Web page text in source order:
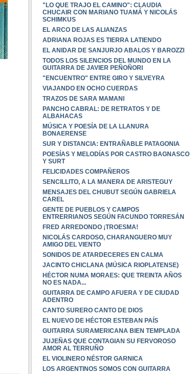
"LO QUE TRAJO EL CAMINO": CLAUDIA
CHUCAIR CON MARIANO TUAMÁ Y NICOLÁS
SCHIMKUS
EL ARCO DE LAS ALIANZAS
ADRIANA ROJAS ES TIERRA LATIENDO
EL ANIDAR DE SANJURJO ABALOS Y BAROZZI
TODOS LOS SILENCIOS DEL MUNDO EN LA
GUITARRA DE JAVIER PEÑOÑORI
"ENCUENTRO" ENTRE GIRO Y SILVEYRA
VIAJANDO EN OCHO CUERDAS
TRAZOS DE SARA MAMANI
PANCHO CABRAL: DE RETRATOS Y DE
ALBAHACAS
MÚSICA Y POESÍA DE LA LLANURA
BONAERENSE
SUR Y DISTANCIA: ENTRAÑABLE PATAGONIA
POESÍAS Y MELODÍAS POR CASTRO BAGNASCO
Y SURT
FELICIDADES COMPAÑEROS
SENCILLITO, A LA MANERA DE ARISTEGUY
MENSAJES DEL CHUBUT SEGÚN GABRIELA
CAREL
GENTE DE PUEBLOS Y CAMPOS
ENTRERRIANOS SEGÚN FACUNDO TORRESÁN
FRED ARREDONDO ¡TROESMA!
NICOLÁS CARDOSO, CHARANGUERO MUY
AMIGO DEL VIENTO
SONIDOS DE ATARDECERES EN CALMA
JACINTO CHICLANA (MÚSICA RIOPLATENSE)
HÉCTOR NUMA MORAES: QUE TREINTA AÑOS
NO ES NADA...
GUITARRA DE CAMPO AFUERA Y DE CIUDAD
ADENTRO
CANTO SURERO CANTO DE DIOS
EL NUEVO DE HÉCTOR ESTEBAN PAÍS
GUITARRA SURAMERICANA BIEN TEMPLADA
JUJEÑAS QUE CONTAGIAN SU FERVOROSO
AMOR AL TERRUÑO
EL VIOLINERO NÉSTOR GARNICA
LOS ARGENTINOS SOMOS CON GUITARRA